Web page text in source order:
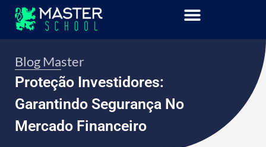
Blog Master
Proteção Investidores:
Garantindo Segurança No
Mercado Financeiro